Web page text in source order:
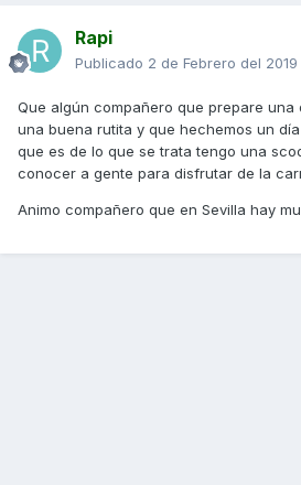
Rapi
Publicado 2 de Febrero del 2019
Que algún compañero que prepare
una buena rutita y que hechemos un
que es de lo que se trata tengo una
conocer a gente para disfrutar de la
Animo compañero que en Sevilla hay